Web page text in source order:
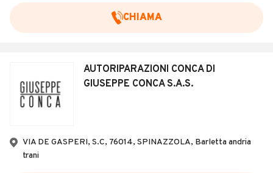
CHIAMA
AUTORIPARAZIONI CONCA DI
GIUSEPPE CONCA S.A.S.
VIA DE GASPERI, S.C, 76014, SPINAZZOLA, Barletta andria
trani